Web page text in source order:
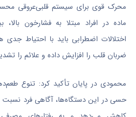
محرک قوی برای سیستم قلبی‌عروقی
ماده در افراد مبتلا به فشارخون
اختلالات اضطرابی باید با احتیاط جدی
ضربان قلب را افزایش داده و علائم را
محمودی در پایان تأکید کرد: تنوع
حسی در این دستگاه‌ها، آگاهی فرد نسبت